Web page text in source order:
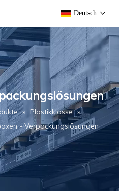
Deutsch
» Plastikklasse »
- Verpackungslösungen